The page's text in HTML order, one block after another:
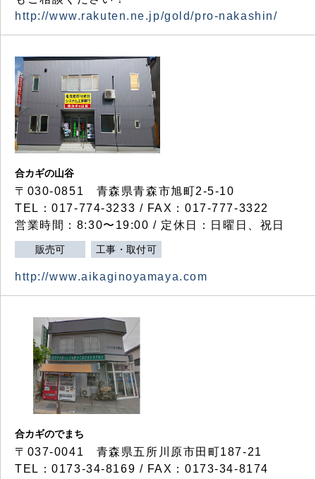
http://www.rakuten.ne.jp/gold/pro-nakashin/
合カギの山谷
〒030-0851 青森県青森市旭町2-5-10
TEL：017-774-3233 / FAX：017-777-3322
営業時間：8:30〜19:00 / 定休日：日曜日、祝日
販売可 工事・取付可
http://www.aikaginoyamaya.com
合カギのでまち
〒037-0041 青森県五所川原市田町187-21
TEL：0173-34-8169 / FAX：0173-34-8174